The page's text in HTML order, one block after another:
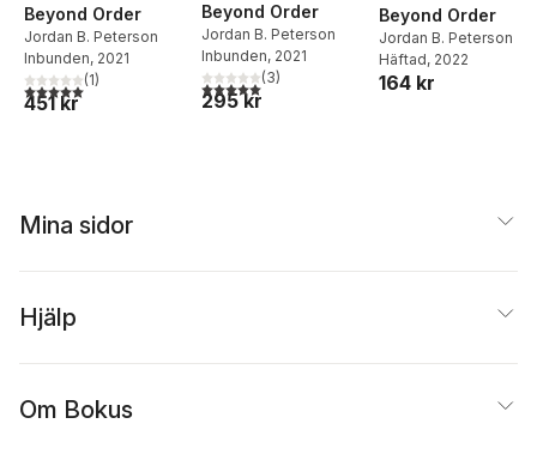
Beyond Order
Jordan B. Peterson
Inbunden, 2021
5,0utav 5 stjärnor. Totalt antal röster:
(1)
451 kr
Beyond Order
Jordan B. Peterson
Inbunden, 2021
5,0utav 5 stjärnor. Totalt antal röster:
(3)
295 kr
Beyond Order
Jordan B. Peterson
Häftad, 2022
164 kr
Mina sidor
Hjälp
Om Bokus